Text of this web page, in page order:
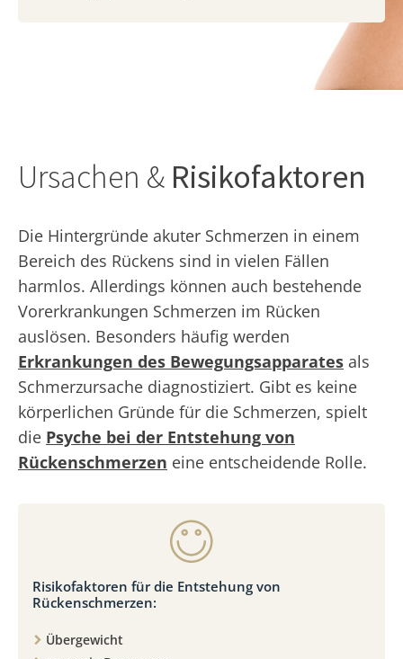
Ursachen & Risikofaktoren
Die Hintergründe akuter Schmerzen in einem
Bereich des Rückens sind in vielen Fällen
harmlos. Allerdings können auch bestehende
Vorerkrankungen Schmerzen im Rücken
auslösen. Besonders häufig werden
Erkrankungen des Bewegungsapparates als
Schmerzursache diagnostiziert. Gibt es keine
körperlichen Gründe für die Schmerzen, spielt
die Psyche bei der Entstehung von
Rückenschmerzen eine entscheidende Rolle.
Risikofaktoren für die Entstehung von
Rückenschmerzen:
Übergewicht